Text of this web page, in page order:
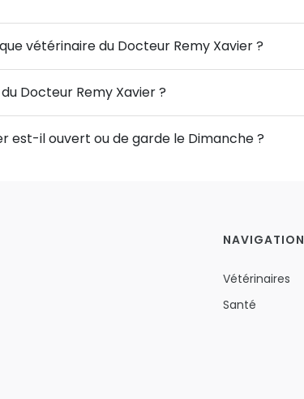
vétérinaire du Docteur Remy Xavier ?
Docteur Remy Xavier ?
est-il ouvert ou de garde le Dimanche ?
NAVIGATION
Vétérinaires
Santé